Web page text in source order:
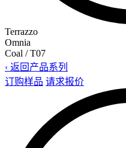
Terrazzo
Omnia
Coal / T07
‹ 返回产品系列
订购样品 请求报价